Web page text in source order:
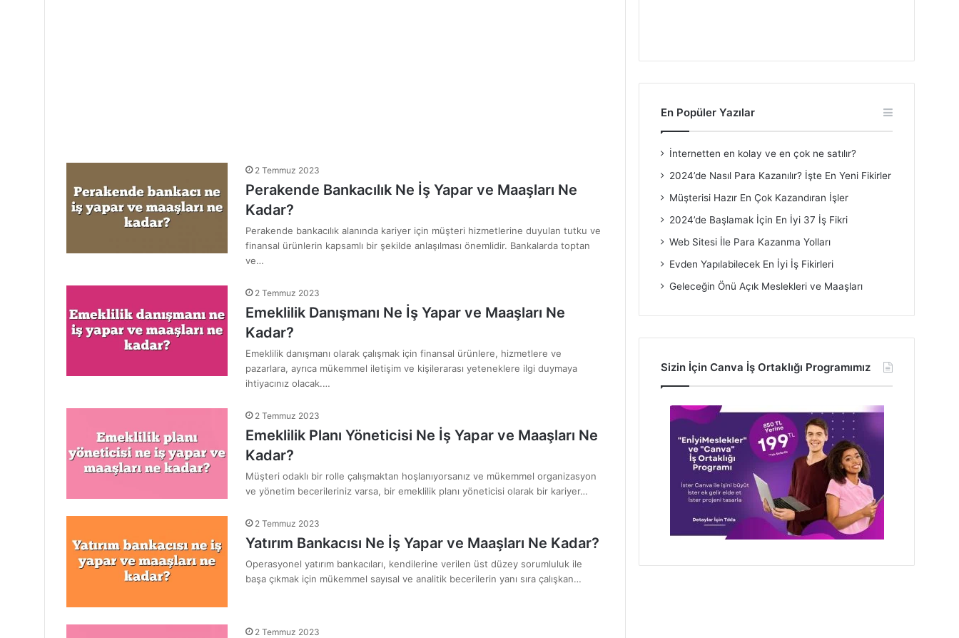
2 Temmuz 2023
Perakende Bankacılık Ne İş Yapar ve Maaşları Ne
Kadar?
Perakende bankacılık alanında kariyer için müşteri hizmetlerine duyulan tutku ve
finansal ürünlerin kapsamlı bir şekilde anlaşılması önemlidir. Bankalarda toptan
ve…
2 Temmuz 2023
Emeklilik Danışmanı Ne İş Yapar ve Maaşları Ne
Kadar?
Emeklilik danışmanı olarak çalışmak için finansal ürünlere, hizmetlere ve
pazarlara, ayrıca mükemmel iletişim ve kişilerarası yeteneklere ilgi duymaya
ihtiyacınız olacak.…
2 Temmuz 2023
Emeklilik Planı Yöneticisi Ne İş Yapar ve Maaşları Ne
Kadar?
Müşteri odaklı bir rolle çalışmaktan hoşlanıyorsanız ve mükemmel organizasyon
ve yönetim becerileriniz varsa, bir emeklilik planı yöneticisi olarak bir kariyer…
2 Temmuz 2023
Yatırım Bankacısı Ne İş Yapar ve Maaşları Ne Kadar?
Operasyonel yatırım bankacıları, kendilerine verilen üst düzey sorumluluk ile
başa çıkmak için mükemmel sayısal ve analitik becerilerin yanı sıra çalışkan…
2 Temmuz 2023
En Popüler Yazılar
İnternetten en kolay ve en çok ne satılır?
2024’de Nasıl Para Kazanılır? İşte En Yeni Fikirler
Müşterisi Hazır En Çok Kazandıran İşler
2024’de Başlamak İçin En İyi 37 İş Fikri
Web Sitesi İle Para Kazanma Yolları
Evden Yapılabilecek En İyi İş Fikirleri
Geleceğin Önü Açık Meslekleri ve Maaşları
Sizin İçin Canva İş Ortaklığı Programımız